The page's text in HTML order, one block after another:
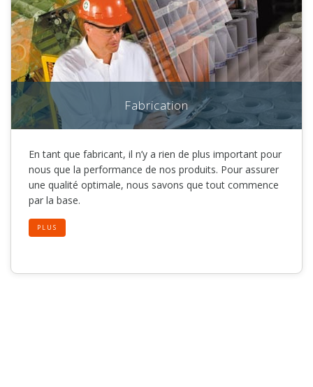
Fabrication
En tant que fabricant, il n’y a rien de plus important pour
nous que la performance de nos produits. Pour assurer
une qualité optimale, nous savons que tout commence
par la base.
PLUS